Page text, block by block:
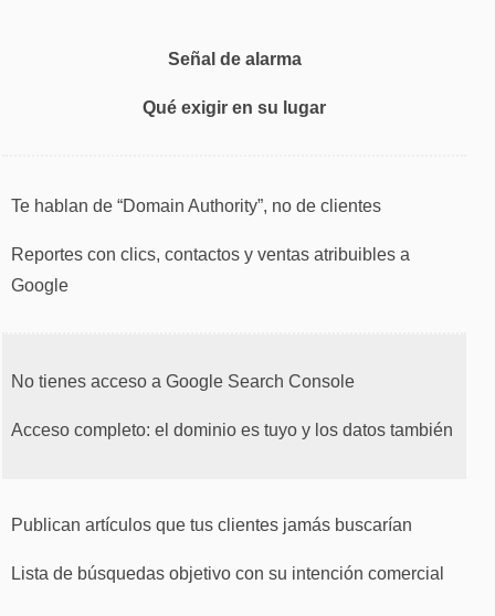
Señal de alarma
Qué exigir en su lugar
Te hablan de “Domain Authority”, no de clientes
Reportes con clics, contactos y ventas atribuibles a
Google
No tienes acceso a Google Search Console
Acceso completo: el dominio es tuyo y los datos también
Publican artículos que tus clientes jamás buscarían
Lista de búsquedas objetivo con su intención comercial